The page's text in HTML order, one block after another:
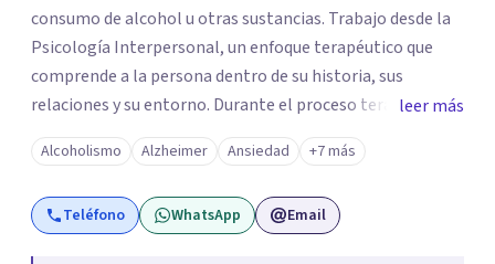
consumo de alcohol u otras sustancias. Trabajo desde la
Psicología Interpersonal, un enfoque terapéutico que
comprende a la persona dentro de su historia, sus
relaciones y su entorno. Durante el proceso terapéutico
exploramos cómo tus experiencias pasadas, tus vínculos
y tu contexto actual influyen en tu bienestar emocional,
con el objetivo de generar cambios significativos y
duraderos en tu vida. Mi propósito como psicóloga es
leer más
Alcoholismo Alzheimer Ansiedad +7 más
Teléfono WhatsApp Email